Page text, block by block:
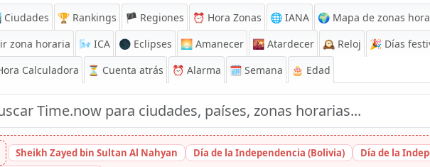
🏆 Rankings 🏴 Regiones ⏰ Hora Zonas 🌐 IANA 🌍 Mapa de zonas
zona horaria 🌬️ ICA 🌑 Eclipses 🌅 Amanecer 🌇 Atardecer 🕰️ Reloj 🎉 Días
Calculadora ⏳ Cuenta atrás ⏰ Alarma 🗓️ Semana 🎂 Edad
Sheikh Zayed bin Sultan Al Nahyan Día de la Independencia (Bolivia)
Día de la